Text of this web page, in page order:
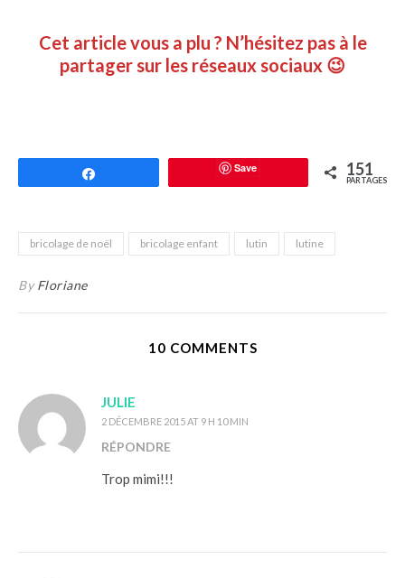
Cet article vous a plu ? N’hésitez pas à le
partager sur les réseaux sociaux 😉
Save 151
PARTAGES
bricolage de noël bricolage enfant lutin lutine
ByFloriane
10 COMMENTS
JULIE
2 DÉCEMBRE 2015 AT 9 H 10 MIN
RÉPONDRE
Trop mimi!!!